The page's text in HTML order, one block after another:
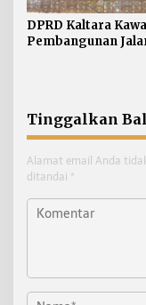
DPRD Kaltara
Pembangunan
Tinggalkan
Alamat email Anda
ditandai *